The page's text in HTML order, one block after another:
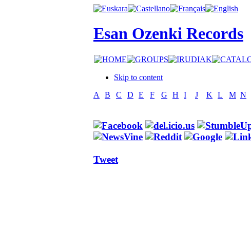
Esan Ozenki Records
Skip to content
A
B C D E F G H I J K L M N
Tweet